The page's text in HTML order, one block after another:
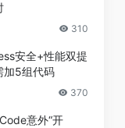
310
安全+性能双提
加5组代码
370
意外“开